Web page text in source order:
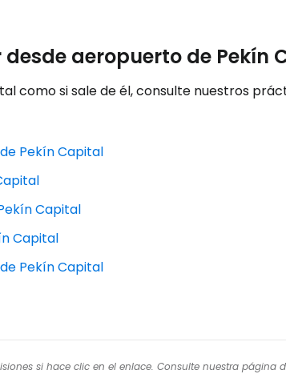
aeropuerto de Pekín
como si sale de él, consulte nuestros
Pekín Capital
Capital
Capital
Pekín Capital
si hace clic en el enlace. Consulte nuestra página